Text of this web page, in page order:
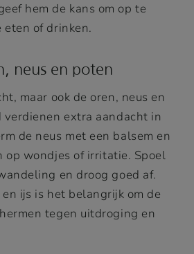
hem de kans om op te
of drinken.
neus en poten
maar ook de oren, neus en
extra aandacht in
de neus met een balsem en
op wondjes of irritatie. Spoel
en droog goed af.
ijs is het belangrijk om de
tegen uitdroging en